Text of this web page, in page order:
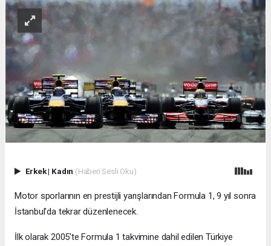
Erkek| Kadın (Haberi Sesli Oku)
Motor sporlarının en prestijli yarışlarından Formula 1, 9 yıl sonra
İstanbul'da tekrar düzenlenecek.
İlk olarak 2005'te Formula 1 takvimine dahil edilen Türkiye